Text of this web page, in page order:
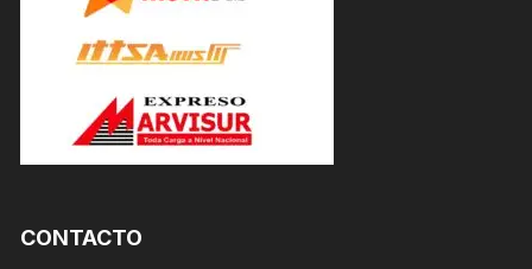
CONTACTO